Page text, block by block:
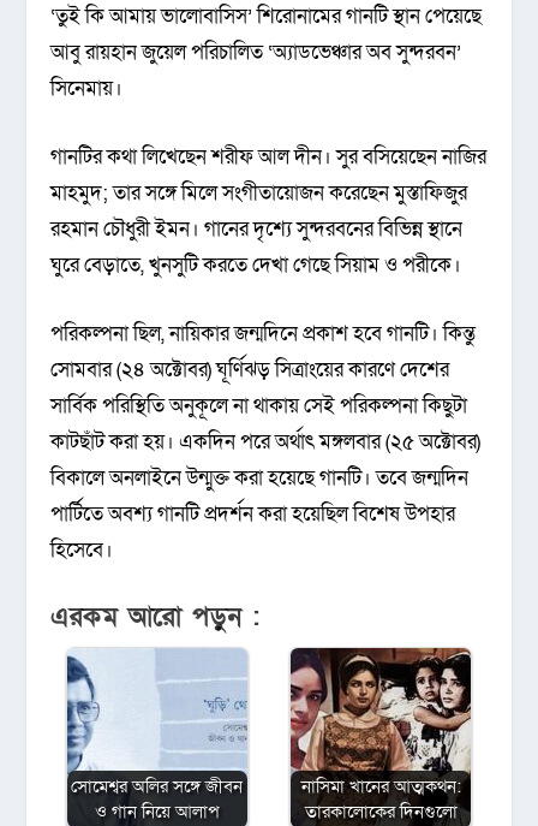
‘তুই কি আমায় ভালোবাসিস’ শিরোনামের গানটি স্থান পেয়েছে
আবু রায়হান জুয়েল পরিচালিত ‘অ্যাডভেঞ্চার অব সুন্দরবন’
সিনেমায়।
গানটির কথা লিখেছেন শরীফ আল দীন। সুর বসিয়েছেন নাজির
মাহমুদ; তার সঙ্গে মিলে সংগীতায়োজন করেছেন মুস্তাফিজুর
রহমান চৌধুরী ইমন। গানের দৃশ্যে সুন্দরবনের বিভিন্ন স্থানে
ঘুরে বেড়াতে, খুনসুটি করতে দেখা গেছে সিয়াম ও পরীকে।
পরিকল্পনা ছিল, নায়িকার জন্মদিনে প্রকাশ হবে গানটি। কিন্তু
সোমবার (২৪ অক্টোবর) ঘূর্ণিঝড় সিত্রাংয়ের কারণে দেশের
সার্বিক পরিস্থিতি অনুকূলে না থাকায় সেই পরিকল্পনা কিছুটা
কাটছাঁট করা হয়। একদিন পরে অর্থাৎ মঙ্গলবার (২৫ অক্টোবর)
বিকালে অনলাইনে উন্মুক্ত করা হয়েছে গানটি। তবে জন্মদিন
পার্টিতে অবশ্য গানটি প্রদর্শন করা হয়েছিল বিশেষ উপহার
হিসেবে।
এরকম আরো পড়ুন :
সোমেশ্বর অলির সঙ্গে জীবন
ও গান নিয়ে আলাপ
নাসিমা খানের আত্মকথন:
তারকালোকের দিনগুলো